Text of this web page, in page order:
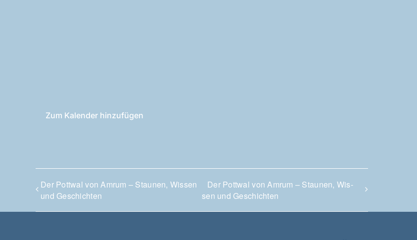
Zum Kalender hinzufügen
Der Pott­wal von Amrum – Stau­nen, Wis­sen
und Geschichten
Der Pott­wal von Amrum – Stau­nen, Wis­
sen und Geschichten